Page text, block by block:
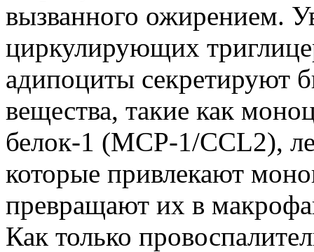
вызванного ожирением.
циркулирующих
адипоциты секретируют
вещества, такие как
белок-1 (MCP-1/CCL2),
которые привлекают
превращают их в
Как только